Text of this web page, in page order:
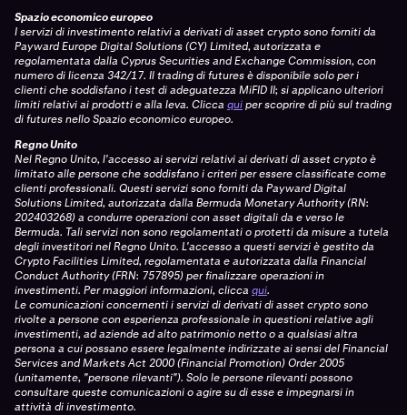
Spazio economico europeo
I servizi di investimento relativi a derivati di asset crypto sono forniti da
Payward Europe Digital Solutions (CY) Limited, autorizzata e
regolamentata dalla Cyprus Securities and Exchange Commission, con
numero di licenza 342/17. Il trading di futures è disponibile solo per i
clienti che soddisfano i test di adeguatezza MiFID II; si applicano ulteriori
limiti relativi ai prodotti e alla leva. Clicca quiper scoprire di più sul trading
di futures nello Spazio economico europeo.
Regno Unito
Nel Regno Unito, l'accesso ai servizi relativi ai derivati di asset crypto è
limitato alle persone che soddisfano i criteri per essere classificate come
clienti professionali. Questi servizi sono forniti da Payward Digital
Solutions Limited, autorizzata dalla Bermuda Monetary Authority (RN:
202403268) a condurre operazioni con asset digitali da e verso le
Bermuda. Tali servizi non sono regolamentati o protetti da misure a tutela
degli investitori nel Regno Unito. L'accesso a questi servizi è gestito da
Crypto Facilities Limited, regolamentata e autorizzata dalla Financial
Conduct Authority (FRN: 757895) per finalizzare operazioni in
investimenti. Per maggiori informazioni, clicca qui.
Le comunicazioni concernenti i servizi di derivati di asset crypto sono
rivolte a persone con esperienza professionale in questioni relative agli
investimenti, ad aziende ad alto patrimonio netto o a qualsiasi altra
persona a cui possano essere legalmente indirizzate ai sensi del Financial
Services and Markets Act 2000 (Financial Promotion) Order 2005
(unitamente, "persone rilevanti"). Solo le persone rilevanti possono
consultare queste comunicazioni o agire su di esse e impegnarsi in
attività di investimento.